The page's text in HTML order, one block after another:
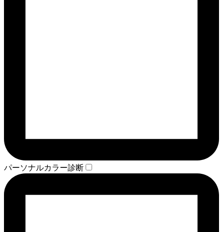
パーソナルカラー診断